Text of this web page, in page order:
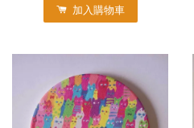
加入購物車